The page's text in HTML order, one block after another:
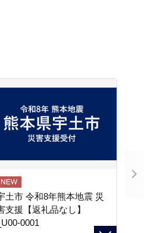
土市 令和8年熊本地震 災
支援【返礼品なし】
_U00-0001